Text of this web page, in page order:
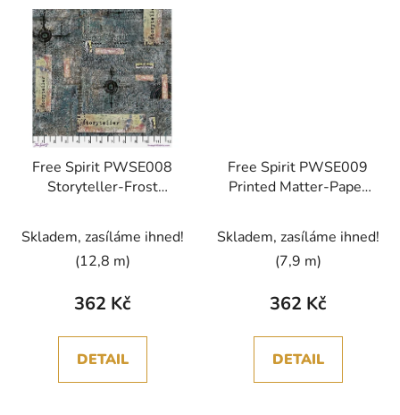
Free Spirit PWSE008
Storyteller-Frost
bavlněná látka
patchwork
Skladem, zasíláme ihned!
(12,8 m)
362 Kč
DETAIL
Free Spirit PWSE009
Printed Matter-Paper
bavlněná látka
patchwork
Skladem, zasíláme ihned!
(7,9 m)
362 Kč
DETAIL